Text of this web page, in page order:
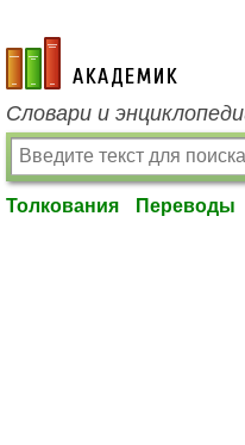
academic.ru
Словари и
Толкования Переводы